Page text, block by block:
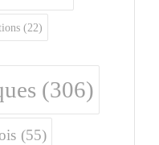
(22)
(306)
(55)